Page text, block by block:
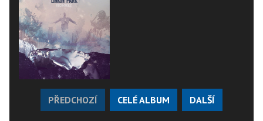
PŘEDCHOZÍ CELÉ ALBUM DALŠÍ